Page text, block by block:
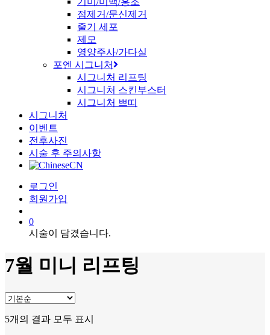
점제거/문신제거
줄기 세포
제모
영양주사/가다실
포엔 시그니처
시그니처 리프팅
시그니처 스킨부스터
시그니처 쁘띠
시그니처
이벤트
전후사진
시술 후 주의사항
CN
로그인
회원가입
0
시술이 담겼습니다.
7월 미니 리프팅
5개의 결과 모두 표시